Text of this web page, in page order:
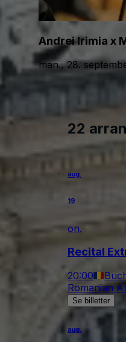
Andrei Irimia x
man., 28.
22
aug.
19
on.
Recital
20:00
Romanian
Se billetter
aug.